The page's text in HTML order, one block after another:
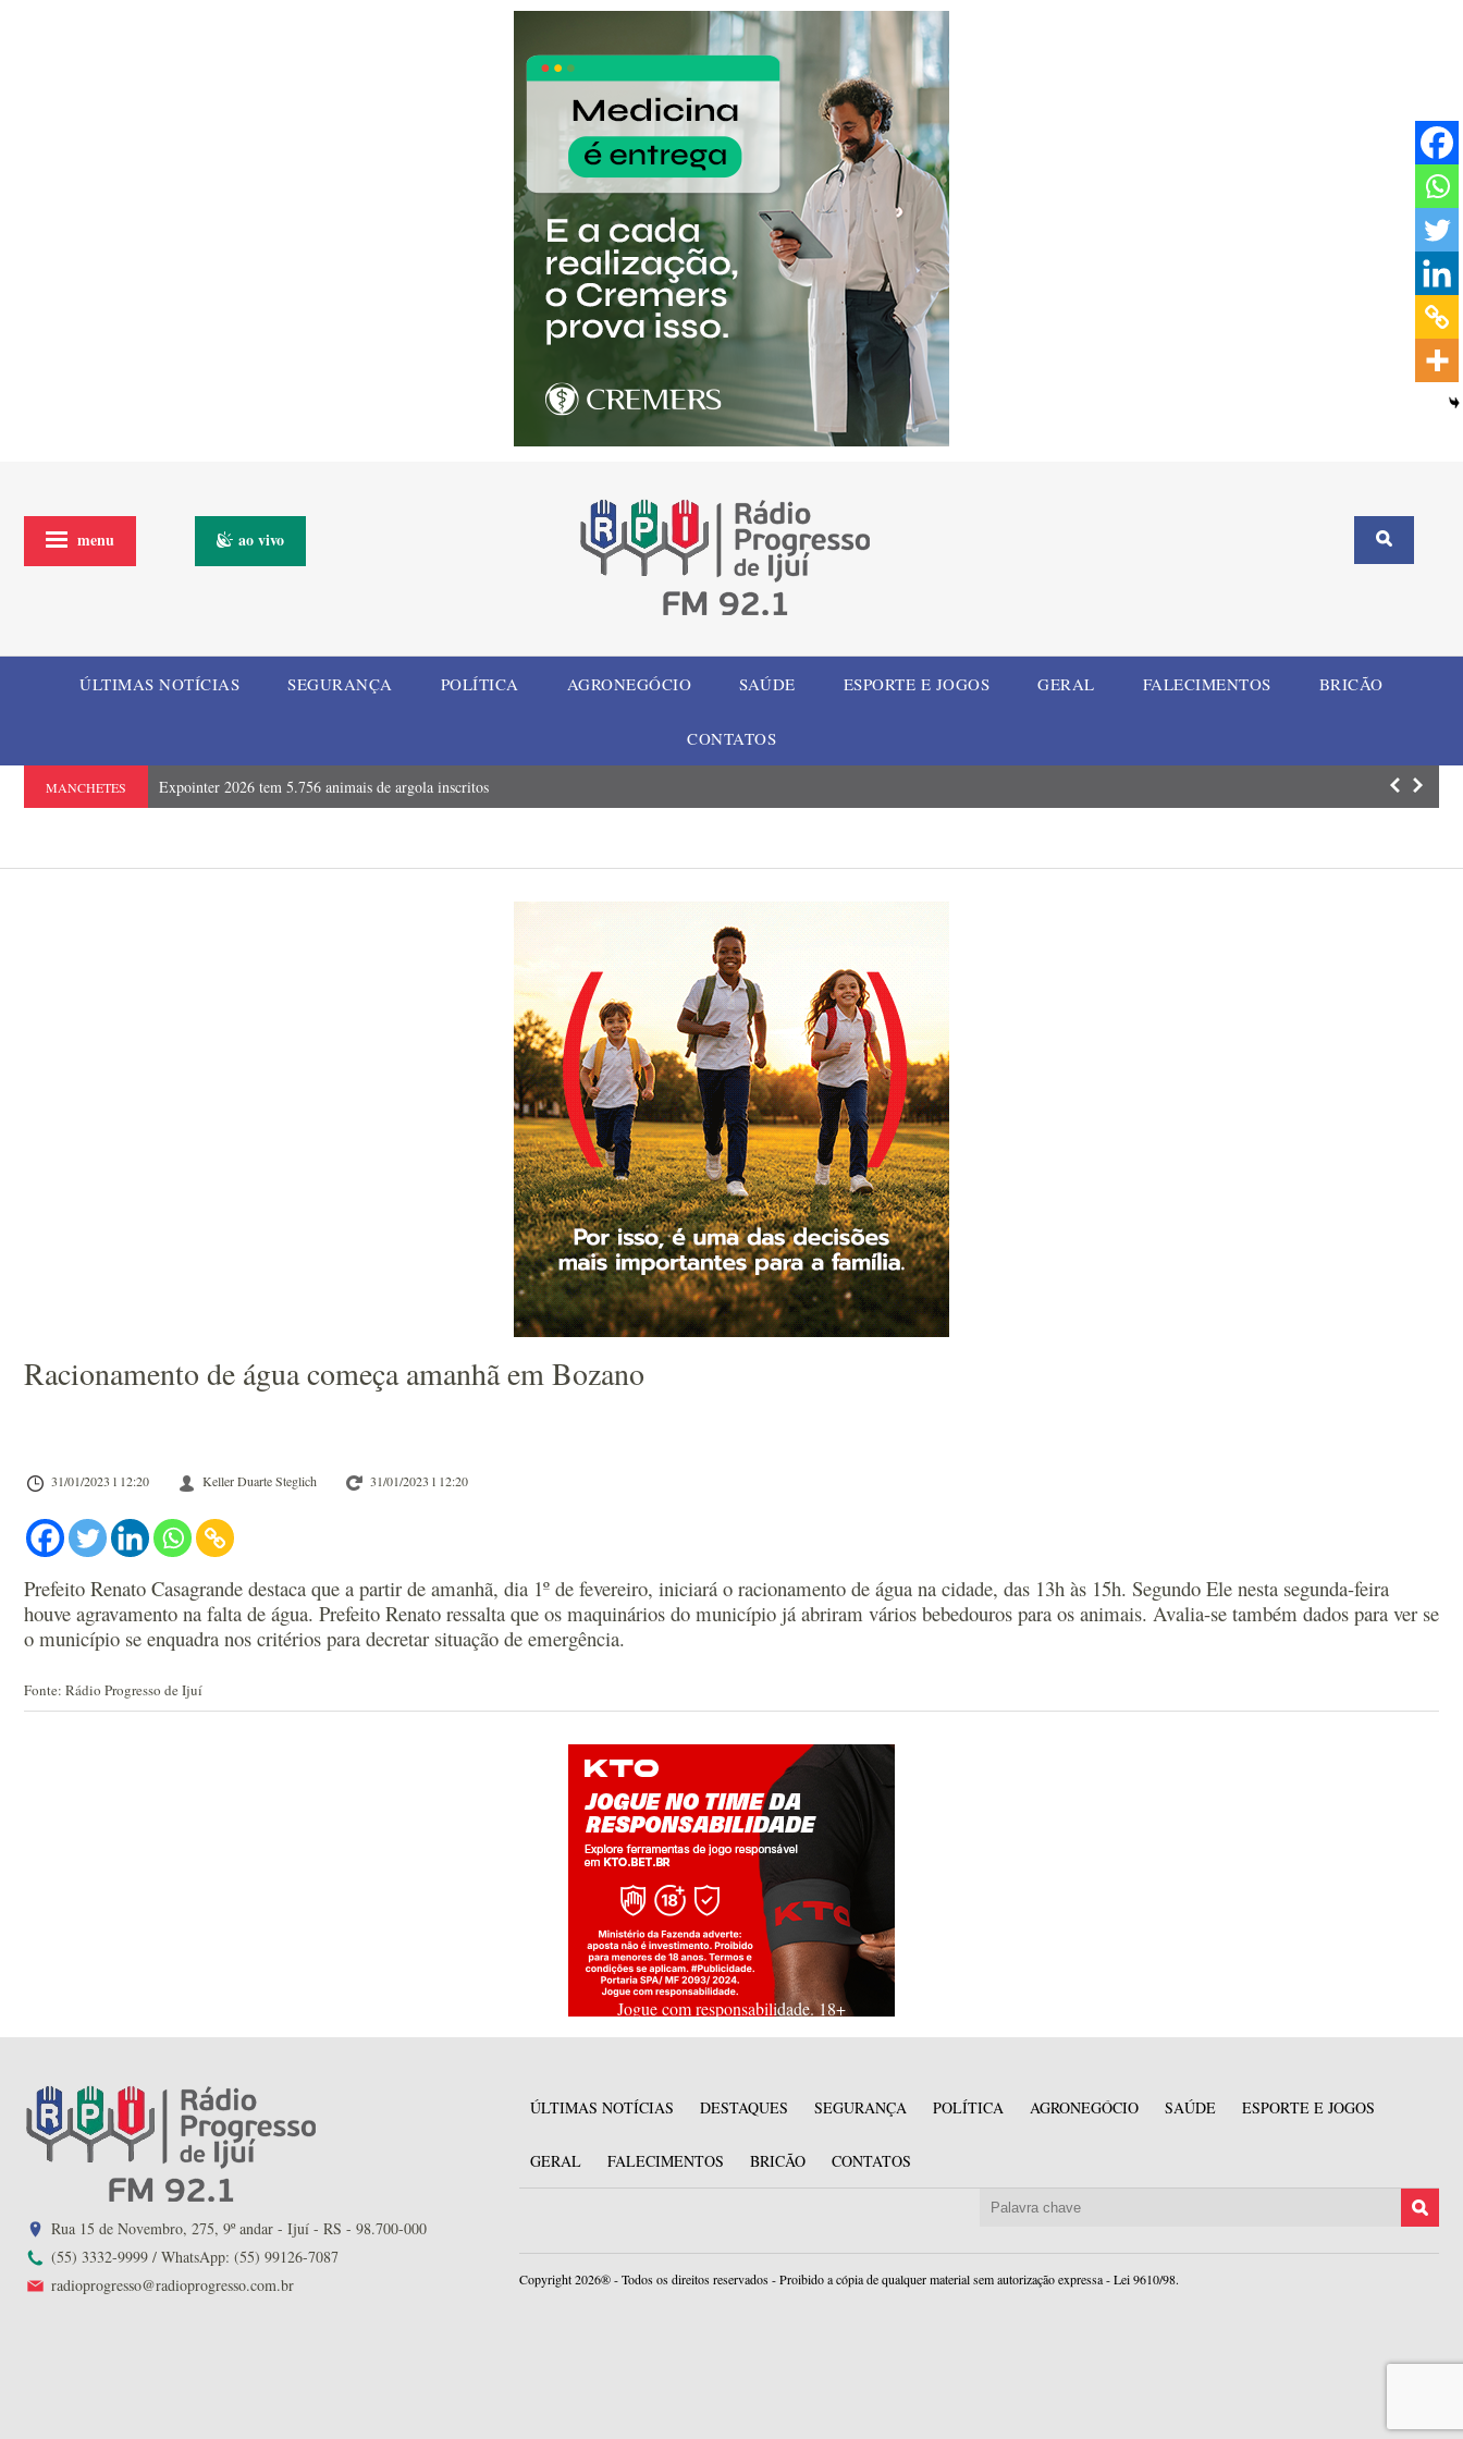
menu ao vivo
ÚLTIMAS NOTÍCIAS SEGURANÇA POLÍTICA AGRONEGÓCIO SAÚDE ESPORTE E JOGOS GERAL FALECIMENTOS BRICÃO
CONTATOS
MANCHETES Expointer 2026 tem 5.756 animais de argola inscritos ELI Summit
Racionamento de água começa amanhã em Bozano
31/01/2023 l 12:20 Keller Duarte Steglich 31/01/2023 l 12:20
Prefeito Renato Casagrande destaca que a partir de amanhã, dia 1º de fevereiro, iniciará o racionamento de água na cidade, das 13h às 15h. Segundo Ele nesta segunda-feira
houve agravamento na falta de água. Prefeito Renato ressalta que os maquinários do município já abriram vários bebedouros para os animais. Avalia-se também dados para ver se
o município se enquadra nos critérios para decretar situação de emergência.
Fonte: Rádio Progresso de Ijuí
Jogue com responsabilidade. 18+
Rua 15 de Novembro, 275, 9º andar - Ijuí - RS - 98.700-000
(55) 3332-9999 / WhatsApp: (55) 99126-7087
radioprogresso@radioprogresso.com.br
ÚLTIMAS NOTÍCIAS DESTAQUES SEGURANÇA POLÍTICA AGRONEGÓCIO SAÚDE ESPORTE E JOGOS
GERAL FALECIMENTOS BRICÃO CONTATOS
Copyright 2026® - Todos os direitos reservados - Proibido a cópia de qualquer material sem autorização expressa - Lei 9610/98.